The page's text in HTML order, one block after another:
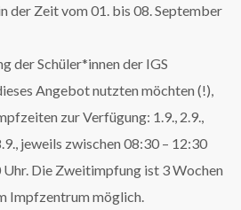
der Zeit vom 01. bis 08. September
der Schüler*innen der IGS
Angebot nutzten möchten (!),
zur Verfügung: 1.9., 2.9.,
jeweils zwischen 08:30 – 12:30
Die Zweitimpfung ist 3 Wochen
Impfzentrum möglich.